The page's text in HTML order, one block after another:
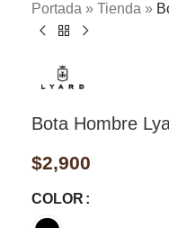
Portada » Tienda »
Bota Hombre
$2,900
COLOR